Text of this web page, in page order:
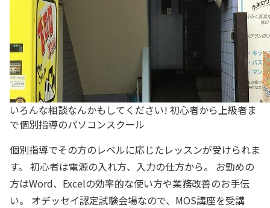
いろんな相談なんかもしてください! 初心者から上級者ま
で個別指導のパソコンスクール
個別指導でその方のレベルに応じたレッスンが受けられま
す。 初心者は電源の入れ方、入力の仕方から。 お勤めの
方はWord、Excelの効率的な使い方や業務改善のお手伝
い。 オデッセイ認定試験会場なので、MOS講座を受講